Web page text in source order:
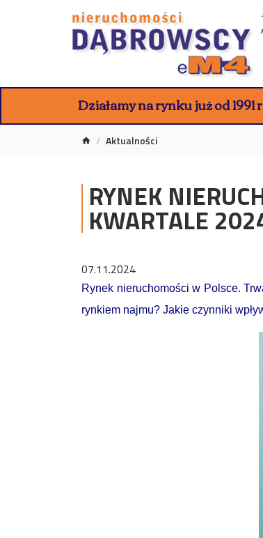
Działamy na rynku już od 1991
Aktualności
RYNEK
KWARTALE
07.11.2024
Rynek nieruchomości w Polsce.
rynkiem najmu? Jakie czynniki